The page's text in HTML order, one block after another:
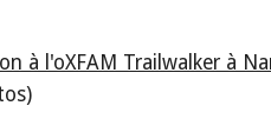
à l'oXFAM Trailwalker à